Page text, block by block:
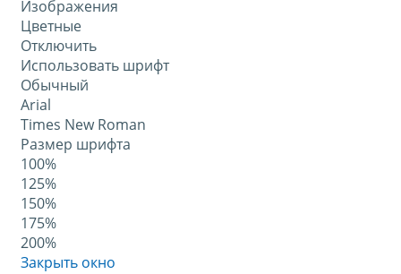
Изображения
Цветные
Отключить
Использовать шрифт
Обычный
Arial
Times New Roman
Размер шрифта
100%
125%
150%
175%
200%
Закрыть окно